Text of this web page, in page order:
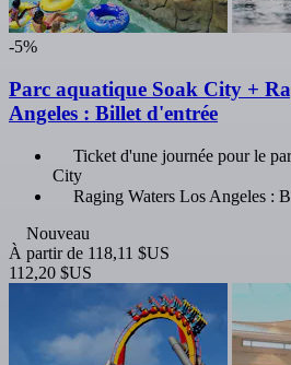
-5%
Parc aquatique Soak City +
Angeles : Billet d'entrée
Ticket d'une journée pour le
City
Raging Waters Los Angeles :
Nouveau
À partir de 118,11 $US
112,20 $US